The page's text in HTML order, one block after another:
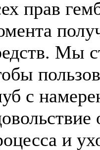
прав
Мы
с
и